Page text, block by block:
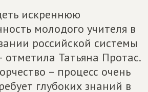
искреннюю
молодого учителя в
российской системы
отметила Татьяна Протас.
– процесс очень
глубоких знаний в